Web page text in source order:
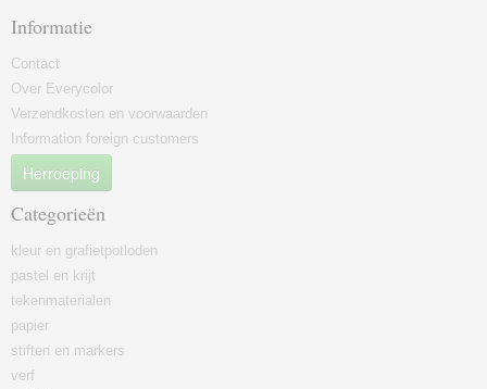
Informatie
Contact
Over Everycolor
Verzendkosten en voorwaarden
Information foreign customers
Herroeping
Categorieën
kleur en grafietpotloden
pastel en krijt
tekenmaterialen
papier
stiften en markers
verf